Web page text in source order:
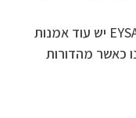
בפן האמנותי – לאליעד יהלום או EYSA יש עוד אמנות
כאשר מהדורות